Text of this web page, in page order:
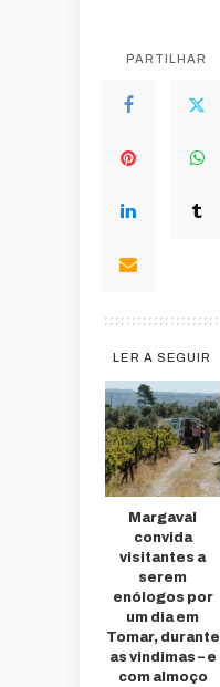
PARTILHAR
LER A SEGUIR
Margaval
convida
visitantes a
serem
enólogos por
um dia em
Tomar, durante
as vindimas – e
com almoço